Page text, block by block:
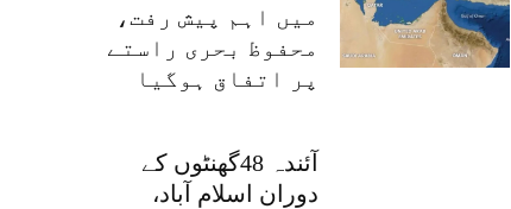
میں اہم پیش رفت،
محفوظ بحری راستے
پر اتفاق ہوگیا
آئندہ 48گھنٹوں کے
دوران اسلام آباد،